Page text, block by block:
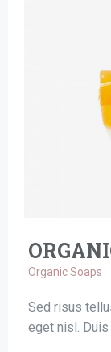
Organic Soaps
Sed risus
eget nisl.